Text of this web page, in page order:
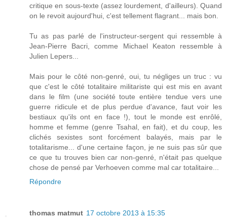
critique en sous-texte (assez lourdement, d'ailleurs). Quand
on le revoit aujourd'hui, c'est tellement flagrant... mais bon.
Tu as pas parlé de l'instructeur-sergent qui ressemble à
Jean-Pierre Bacri, comme Michael Keaton ressemble à
Julien Lepers...
Mais pour le côté non-genré, oui, tu négliges un truc : vu
que c'est le côté totalitaire militariste qui est mis en avant
dans le film (une société toute entière tendue vers une
guerre ridicule et de plus perdue d'avance, faut voir les
bestiaux qu'ils ont en face !), tout le monde est enrôlé,
homme et femme (genre Tsahal, en fait), et du coup, les
clichés sexistes sont forcément balayés, mais par le
totalitarisme... d'une certaine façon, je ne suis pas sûr que
ce que tu trouves bien car non-genré, n'était pas quelque
chose de pensé par Verhoeven comme mal car totalitaire...
Répondre
thomas matmut 17 octobre 2013 à 15:35